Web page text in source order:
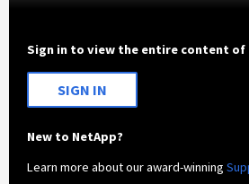
Sign in to view the entire content of
SIGN IN
New to NetApp?
Learn more about our award-winning